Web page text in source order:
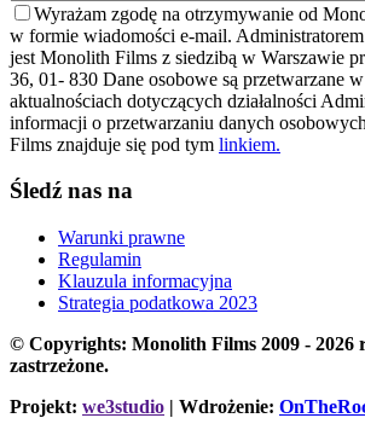
Wyrażam zgodę na otrzymywanie od
w formie wiadomości e-mail.
jest Monolith Films z siedzibą w Warszawie
36, 01- 830 Dane osobowe są przetwarzane
aktualnościach dotyczących działalności
informacji o przetwarzaniu danych
Films znajduje się pod tym linkiem.
Śledź nas na
Warunki prawne
Regulamin
Klauzula informacyjna
Strategia podatkowa 2023
© Copyrights: Monolith Films 2009 - 2026
zastrzeżone.
Projekt: we3studio | Wdrożenie: